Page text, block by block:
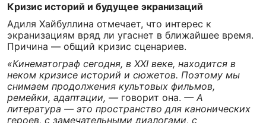
Кризис историй и будущее экранизаций
Адиля Хайбуллина отмечает, что интерес к
экранизациям вряд ли угаснет в ближайшее время.
Причина — общий кризис сценариев.
«Кинематограф сегодня, в XXI веке, находится в
неком кризисе историй и сюжетов. Поэтому мы
снимаем продолжения культовых фильмов,
ремейки, адаптации, — говорит она. — А
литература — это пространство для канонических
героев, с замечательными диалогами, с